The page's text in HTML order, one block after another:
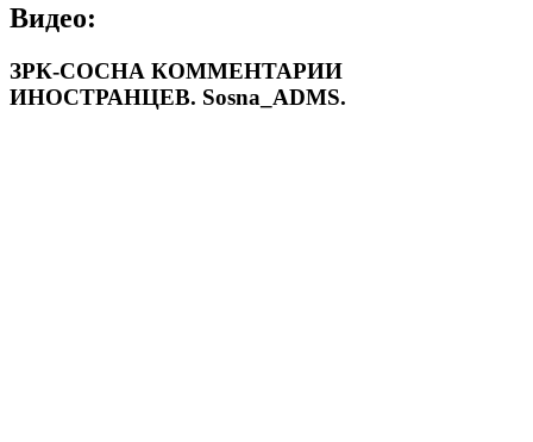
Видео:
ЗРК-СОСНА КОММЕНТАРИИ
ИНОСТРАНЦЕВ. Sosna_ADMS.